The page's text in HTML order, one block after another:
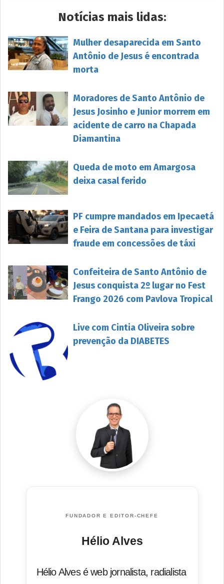
Notícias mais lidas:
Mulher desaparecida em Santo
Antônio de Jesus é encontrada
morta
Moradores de Santo Antônio de
Jesus Josinho e Junior morrem em
acidente de carro na Chapada
Diamantina
Queda de moto em Amargosa
deixa casal ferido
PF cumpre mandados em Ipecaetá
e Feira de Santana para investigar
fraude em concessões de táxi
Confeiteira de Santo Antônio de
Jesus conquista 2º lugar no Fest
Frango 2026 com Pavlova Tropical
Live com Cintia Oliveira sobre
prevenção da DIABETES
FUNDADOR E EDITOR-CHEFE
Hélio Alves
Hélio Alves é web jornalista, radialista